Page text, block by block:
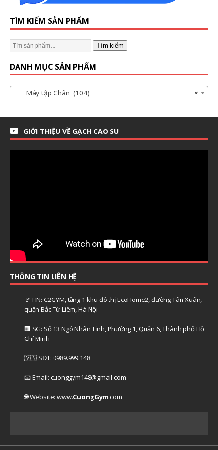
TÌM KIẾM SẢN PHẨM
Tìm kiếm
DANH MỤC SẢN PHẨM
×
Máy tập Chân (104)
GIỚI THIỆU VỀ GẠCH CAO SU
THÔNG TIN LIÊN HỆ
🚩 HN: C2GYM, tầng 1 khu đô thị EcoHome2, đường Tân Xuân,
quận Bắc Từ Liêm, Hà Nội
🏢 SG: Số 13 Ngô Nhân Tịnh, Phường 1, Quận 6, Thành phố Hồ
Chí Minh
🇻🇳 SĐT: 0989.999.148
📧 Email: cuonggym148@gmail.com
🌐 Website: www.CuongGym.com